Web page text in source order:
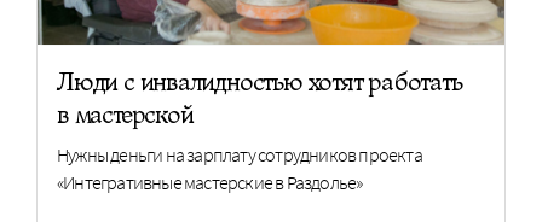
Люди с инвалидностью хотят работать
в мастерской
Нужны деньги на зарплату сотрудников проекта
«Интегративные мастерские в Раздолье»